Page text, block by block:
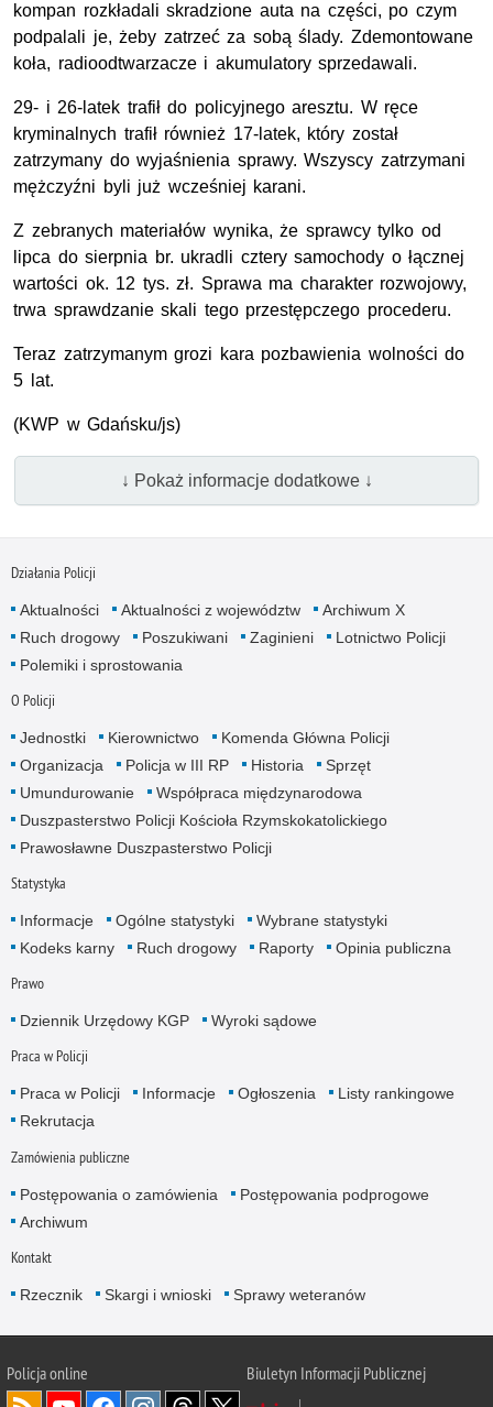
kompan rozkładali skradzione auta na części, po czym
podpalali je, żeby zatrzeć za sobą ślady. Zdemontowane
koła, radioodtwarzacze i akumulatory sprzedawali.
29- i 26-latek trafił do policyjnego aresztu. W ręce
kryminalnych trafił również 17-latek, który został
zatrzymany do wyjaśnienia sprawy. Wszyscy zatrzymani
mężczyźni byli już wcześniej karani.
Z zebranych materiałów wynika, że sprawcy tylko od
lipca do sierpnia br. ukradli cztery samochody o łącznej
wartości ok. 12 tys. zł. Sprawa ma charakter rozwojowy,
trwa sprawdzanie skali tego przestępczego procederu.
Teraz zatrzymanym grozi kara pozbawienia wolności do
5 lat.
(KWP w Gdańsku/js)
↓ Pokaż informacje dodatkowe ↓
Działania Policji
Aktualności Aktualności z województw
Archiwum X
Ruch drogowy
Poszukiwani Zaginieni
Lotnictwo Policji
Polemiki i sprostowania
O Policji
Jednostki Kierownictwo
Komenda Główna Policji
Organizacja
Policja w III RP Historia
Sprzęt
Umundurowanie
Współpraca międzynarodowa
Duszpasterstwo Policji Kościoła Rzymskokatolickiego
Prawosławne Duszpasterstwo Policji
Statystyka
Informacje Ogólne statystyki
Wybrane statystyki
Kodeks karny
Ruch drogowy Raporty Opinia publiczna
Prawo
Dziennik Urzędowy KGP Wyroki sądowe
Praca w Policji
Praca w Policji Informacje Ogłoszenia
Listy rankingowe
Rekrutacja
Zamówienia publiczne
Postępowania o zamówienia
Postępowania podprogowe
Archiwum
Kontakt
Rzecznik Skargi i wnioski Sprawy weteranów
Policjaonline
Biuletyn Informacji Publicznej